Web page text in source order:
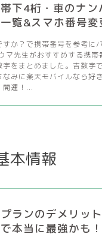
下4桁・車のナン
覧&スマホ番号変
か？で携帯番号を参考に
マ先生がおすすめする携帯
をまとめました。吉数字
みに楽天モバイルなら好
開運！...
本情報
ランのデメリッ
本当に最強かも！